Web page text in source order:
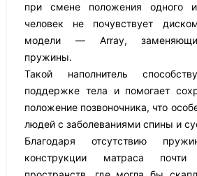
при смене положения одного
человек не почувствует
модели — Array,
пружины.
Такой наполнитель
поддержке тела и помогает
положение позвоночника, что
людей с заболеваниями спины и
Благодаря отсутствию
конструкции матраса